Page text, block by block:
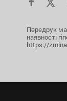
Передрук
наявності
https://